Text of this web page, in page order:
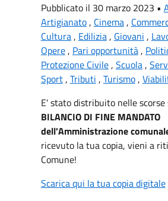
Pubblicato il 30 marzo 2023 •
Artigianato, Cinema,
Cultura, Edilizia, Giovani ,
Opere, Pari opportunità,
Protezione Civile, Scuola,
Sport, Tributi , Turismo,
E' stato distribuito nelle
BILANCIO DI FINE MANDATO
dell'Amministrazione
ricevuto la tua copia, vieni a
Comune!
Scarica qui la tua copia digitale